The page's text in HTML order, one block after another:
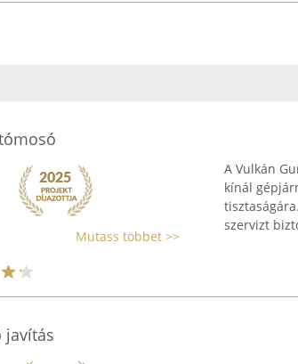
Mutass többet >>
A Vulkán
kínál
szervizt
javítás